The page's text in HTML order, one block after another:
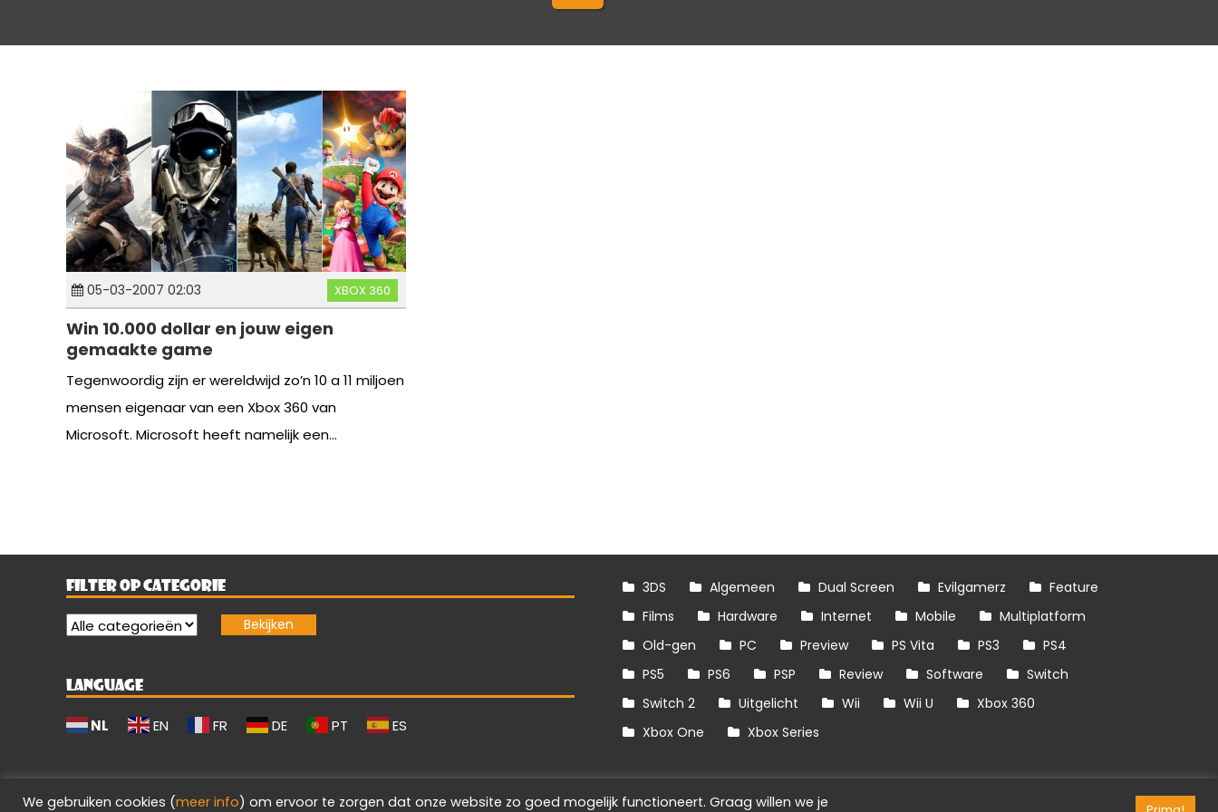
05-03-2007 02:03 XBOX 360
Win 10.000 dollar en jouw eigen
gemaakte game
Tegenwoordig zijn er wereldwijd zo’n 10 a 11 miljoen
mensen eigenaar van een Xbox 360 van
Microsoft. Microsoft heeft namelijk een...
FILTER OP CATEGORIE
LANGUAGE
NL EN FR DE PT ES
3DS Algemeen Dual Screen Evilgamerz
Feature
Films
Hardware Internet Mobile
Multiplatform
Old-gen
PC Preview PS Vita PS3
PS4
PS5
PS6 PSP Review Software
Switch
Switch 2
Uitgelicht Wii Wii U
Xbox 360
Xbox One
Xbox Series
We gebruiken cookies (meer info) om ervoor te zorgen dat onze website zo goed mogelijk functioneert. Graag willen we je